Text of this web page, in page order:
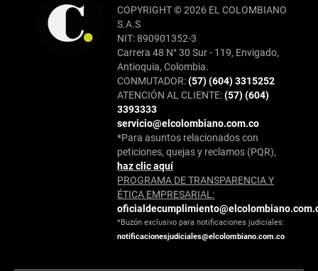
COPYRIGHT © 2026 EL COLOMBIANO
S.A.S
NIT: 890901352-3
Carrera 48 N° 30 Sur - 119, Envigado,
Antioquia, Colombia.
CONMUTADOR:(57) (604) 3315252
ATENCIÓN AL CLIENTE:(57) (604)
3393333
servicio@elcolombiano.com.co
*Para asuntos relacionados con
peticiones, quejas y reclamos (PQR),
haz clic aquí
PROGRAMA DE TRANSPARENCIA Y
ÉTICA EMPRESARIAL:
*Buzón exclusivo para notificaciones judiciales:
notificacionesjudiciales@elcolombiano.com.co